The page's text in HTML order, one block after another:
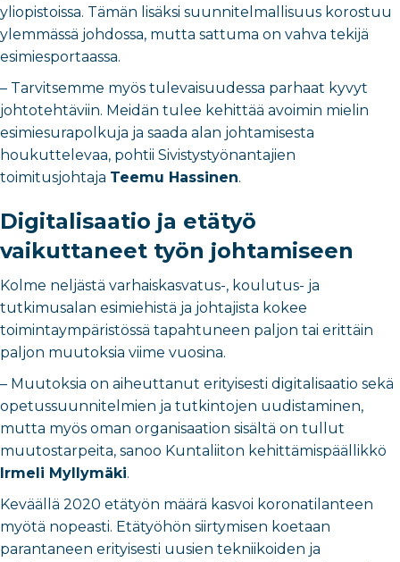
yliopistoissa. Tämän lisäksi suunnitelmallisuus korostuu
ylemmässä johdossa, mutta sattuma on vahva tekijä
esimiesportaassa.
– Tarvitsemme myös tulevaisuudessa parhaat kyvyt
johtotehtäviin. Meidän tulee kehittää avoimin mielin
esimiesurapolkuja ja saada alan johtamisesta
houkuttelevaa, pohtii Sivistystyönantajien
toimitusjohtaja Teemu Hassinen.
Digitalisaatio ja etätyö
vaikuttaneet työn johtamiseen
Kolme neljästä varhaiskasvatus-, koulutus- ja
tutkimusalan esimiehistä ja johtajista kokee
toimintaympäristössä tapahtuneen paljon tai erittäin
paljon muutoksia viime vuosina.
– Muutoksia on aiheuttanut erityisesti digitalisaatio sekä
opetussuunnitelmien ja tutkintojen uudistaminen,
mutta myös oman organisaation sisältä on tullut
muutostarpeita, sanoo Kuntaliiton kehittämispäällikkö
Irmeli Myllymäki.
Keväällä 2020 etätyön määrä kasvoi koronatilanteen
myötä nopeasti. Etätyöhön siirtymisen koetaan
parantaneen erityisesti uusien tekniikoiden ja